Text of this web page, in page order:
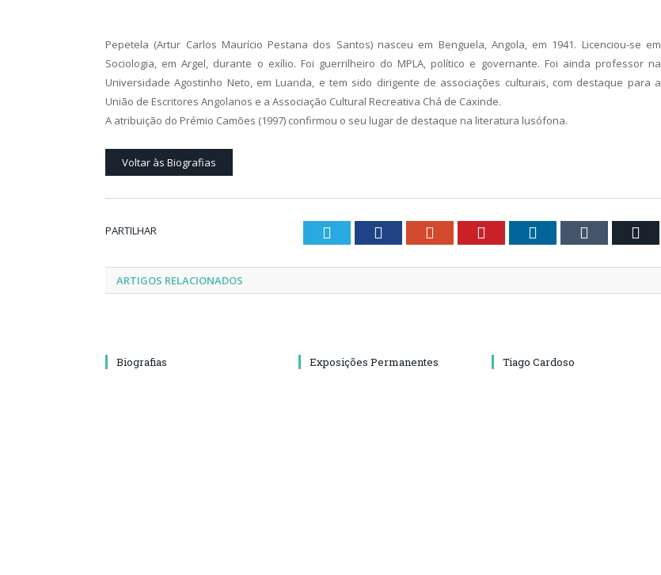
Pepetela (Artur Carlos Maurício Pestana dos Santos) nasceu em Benguela, Angola, em 1941. Licenciou-se em
Sociologia, em Argel, durante o exílio. Foi guerrilheiro do MPLA, político e governante. Foi ainda professor na
Universidade Agostinho Neto, em Luanda, e tem sido dirigente de associações culturais, com destaque para a
União de Escritores Angolanos e a Associação Cultural Recreativa Chá de Caxinde.
A atribuição do Prémio Camões (1997) confirmou o seu lugar de destaque na literatura lusófona.
Voltar às Biografias
PARTILHAR Twitter Facebook Google+ Pinterest LinkedIn Tumblr
ARTIGOS RELACIONADOS
Biografias Exposições Permanentes Tiago Cardoso